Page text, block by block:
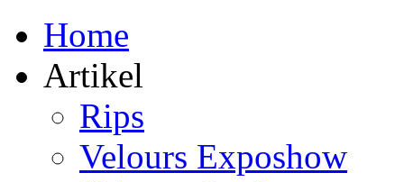
Home
Artikel
Rips
Velours Exposhow